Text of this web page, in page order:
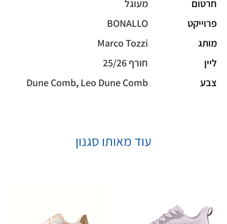
חרטום
מעוגל
פרוייקט
BONALLO
מותג
Marco Tozzi
ליין
חורף 25/26
צבע
Dune Comb,Leo Dune Comb
עוד מאותו סגנון